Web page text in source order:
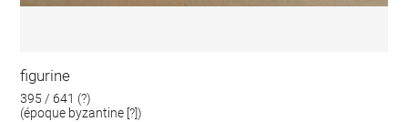
figurine
395 / 641 (?)
(époque byzantine [?])